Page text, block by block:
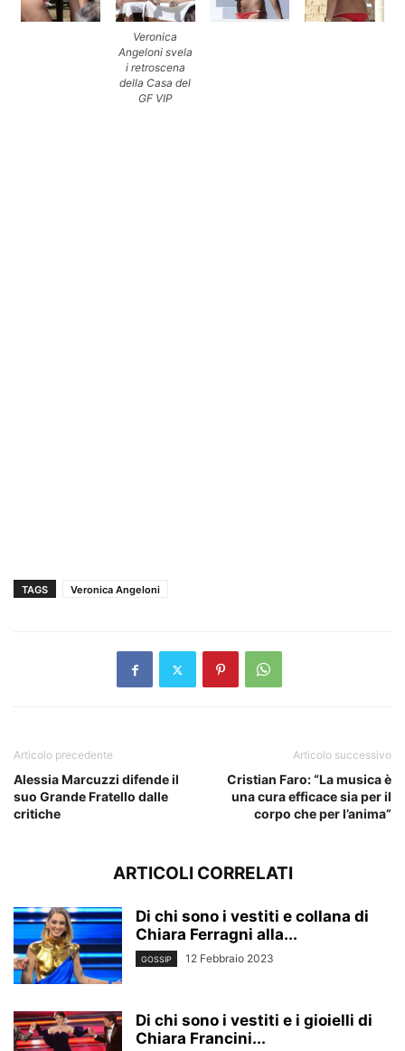
Veronica
Angeloni svela
i retroscena
della Casa del
GF VIP
TAGS Veronica Angeloni
Articolo precedente
Alessia Marcuzzi difende il
suo Grande Fratello dalle
critiche
Articolo successivo
Cristian Faro: “La musica è
una cura efficace sia per il
corpo che per l’anima”
ARTICOLI CORRELATI
Di chi sono i vestiti e collana di
Chiara Ferragni alla...
GOSSIP 12 Febbraio 2023
Di chi sono i vestiti e i gioielli di
Chiara Francini...